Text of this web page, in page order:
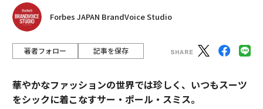
Forbes JAPAN BrandVoice Studio
著者フォロー 記事を保存
華やかなファッションの世界では珍しく、いつもスーツ
をシックに着こなすサー・ポール・スミス。